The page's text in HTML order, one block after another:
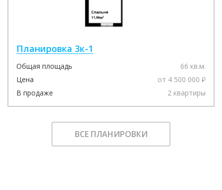
Планировка 3к-1
Общая площадь
66 кв.м.
Цена
от 4 500 000
В продаже
2 квартиры
ВСЕ ПЛАНИРОВКИ